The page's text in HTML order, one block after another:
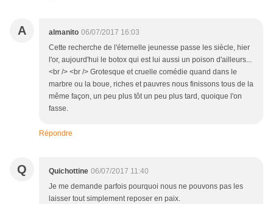
A almanito 06/07/2017 16:03
Cette recherche de l'éternelle jeunesse passe les siècle, hier
l'or, aujourd'hui le botox qui est lui aussi un poison d'ailleurs...
<br /> <br /> Grotesque et cruelle comédie quand dans le
marbre ou la boue, riches et pauvres nous finissons tous de la
même façon, un peu plus tôt un peu plus tard, quoique l'on
fasse.
Répondre
Q Quichottine 06/07/2017 11:40
Je me demande parfois pourquoi nous ne pouvons pas les
laisser tout simplement reposer en paix.